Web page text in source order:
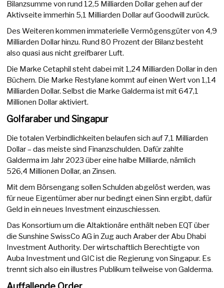
Bilanzsumme von rund 12,5 Milliarden Dollar gehen auf der
Aktivseite immerhin 5,1 Milliarden Dollar auf Goodwill zurück.
Des Weiteren kommen immaterielle Vermögensgüter von 4,9
Milliarden Dollar hinzu. Rund 80 Prozent der Bilanz besteht
also quasi aus nicht greifbarer Luft.
Die Marke Cetaphil steht dabei mit 1,24 Milliarden Dollar in den
Büchern. Die Marke Restylane kommt auf einen Wert von 1,14
Milliarden Dollar. Selbst die Marke Galderma ist mit 647,1
Millionen Dollar aktiviert.
Golfaraber und Singapur
Die totalen Verbindlichkeiten belaufen sich auf 7,1 Milliarden
Dollar – das meiste sind Finanzschulden. Dafür zahlte
Galderma im Jahr 2023 über eine halbe Milliarde, nämlich
526,4 Millionen Dollar, an Zinsen.
Mit dem Börsengang sollen Schulden abgelöst werden, was
für neue Eigentümer aber nur bedingt einen Sinn ergibt, dafür
Geld in ein neues Investment einzuschiessen.
Das Konsortium um die Altaktionäre enthält neben EQT über
die Sunshine SwissCo AG in Zug auch Araber der Abu Dhabi
Investment Authority. Der wirtschaftlich Berechtigte von
Auba Investment und GIC ist die Regierung von Singapur. Es
trennt sich also ein illustres Publikum teilweise von Galderma.